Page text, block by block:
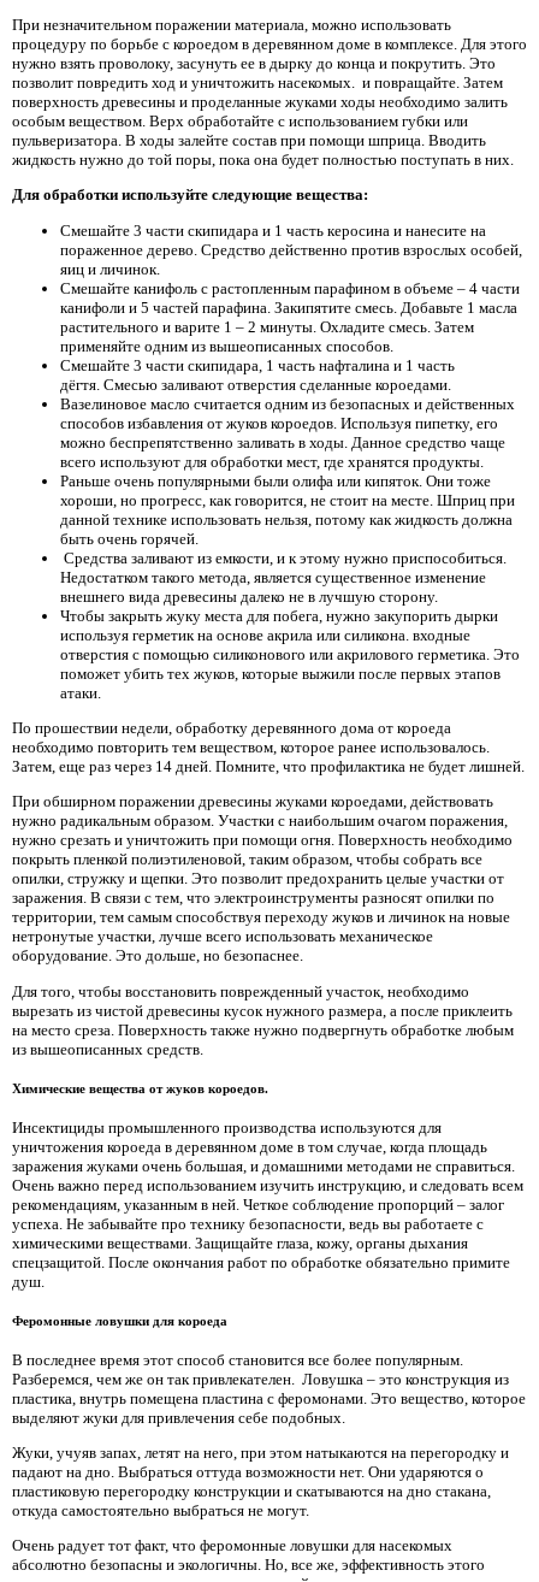
При незначительном поражении материала, можно использовать
процедуру по борьбе с короедом в деревянном доме в комплексе. Для этого
нужно взять проволоку, засунуть ее в дырку до конца и покрутить. Это
позволит повредить ход и уничтожить насекомых. и повращайте. Затем
поверхность древесины и проделанные жуками ходы необходимо залить
особым веществом. Верх обработайте с использованием губки или
пульверизатора. В ходы залейте состав при помощи шприца. Вводить
жидкость нужно до той поры, пока она будет полностью поступать в них.
Для обработки используйте следующие вещества:
Смешайте 3 части скипидара и 1 часть керосина и нанесите на
пораженное дерево. Средство действенно против взрослых особей,
яиц и личинок.
Смешайте канифоль с растопленным парафином в объеме – 4 части
канифоли и 5 частей парафина. Закипятите смесь. Добавьте 1 масла
растительного и варите 1 – 2 минуты. Охладите смесь. Затем
применяйте одним из вышеописанных способов.
Смешайте 3 части скипидара, 1 часть нафталина и 1 часть
дёгтя. Смесью заливают отверстия сделанные короедами.
Вазелиновое масло считается одним из безопасных и действенных
способов избавления от жуков короедов. Используя пипетку, его
можно беспрепятственно заливать в ходы. Данное средство чаще
всего используют для обработки мест, где хранятся продукты.
Раньше очень популярными были олифа или кипяток. Они тоже
хороши, но прогресс, как говорится, не стоит на месте. Шприц при
данной технике использовать нельзя, потому как жидкость должна
быть очень горячей.
Средства заливают из емкости, и к этому нужно приспособиться.
Недостатком такого метода, является существенное изменение
внешнего вида древесины далеко не в лучшую сторону.
Чтобы закрыть жуку места для побега, нужно закупорить дырки
используя герметик на основе акрила или силикона. входные
отверстия с помощью силиконового или акрилового герметика. Это
поможет убить тех жуков, которые выжили после первых этапов
атаки.
По прошествии недели, обработку деревянного дома от короеда
необходимо повторить тем веществом, которое ранее использовалось.
Затем, еще раз через 14 дней. Помните, что профилактика не будет лишней.
При обширном поражении древесины жуками короедами, действовать
нужно радикальным образом. Участки с наибольшим очагом поражения,
нужно срезать и уничтожить при помощи огня. Поверхность необходимо
покрыть пленкой полиэтиленовой, таким образом, чтобы собрать все
опилки, стружку и щепки. Это позволит предохранить целые участки от
заражения. В связи с тем, что электроинструменты разносят опилки по
территории, тем самым способствуя переходу жуков и личинок на новые
нетронутые участки, лучше всего использовать механическое
оборудование. Это дольше, но безопаснее.
Для того, чтобы восстановить поврежденный участок, необходимо
вырезать из чистой древесины кусок нужного размера, а после приклеить
на место среза. Поверхность также нужно подвергнуть обработке любым
из вышеописанных средств.
Химические вещества от жуков короедов.
Инсектициды промышленного производства используются для
уничтожения короеда в деревянном доме в том случае, когда площадь
заражения жуками очень большая, и домашними методами не справиться.
Очень важно перед использованием изучить инструкцию, и следовать всем
рекомендациям, указанным в ней. Четкое соблюдение пропорций – залог
успеха. Не забывайте про технику безопасности, ведь вы работаете с
химическими веществами. Защищайте глаза, кожу, органы дыхания
спецзащитой. После окончания работ по обработке обязательно примите
душ.
Феромонные ловушки для короеда
В последнее время этот способ становится все более популярным.
Разберемся, чем же он так привлекателен. Ловушка – это конструкция из
пластика, внутрь помещена пластина с феромонами. Это вещество, которое
выделяют жуки для привлечения себе подобных.
Жуки, учуяв запах, летят на него, при этом натыкаются на перегородку и
падают на дно. Выбраться оттуда возможности нет. Они ударяются о
пластиковую перегородку конструкции и скатываются на дно стакана,
откуда самостоятельно выбраться не могут.
Очень радует тот факт, что феромонные ловушки для насекомых
абсолютно безопасны и экологичны. Но, все же, эффективность этого